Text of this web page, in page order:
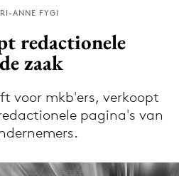
via de Adformatie
app
ANNE FYGI
redactionele
zaak
voor mkb'ers, verkoopt
pagina's van